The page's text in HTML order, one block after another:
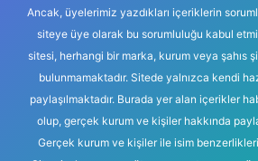
Ancak, üyelerimiz yazdıkları içeriklerin
siteye üye olarak bu sorumluluğu kabul
sitesi, herhangi bir marka, kurum veya şahıs
bulunmamaktadır. Sitede yalnızca kendi
paylaşılmaktadır. Burada yer alan içerikler
olup, gerçek kurum ve kişiler hakkında
Gerçek kurum ve kişiler ile isim